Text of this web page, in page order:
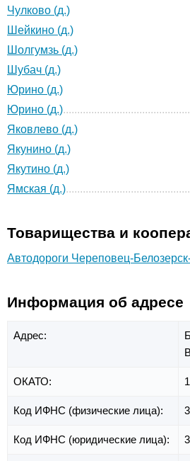
Чулково (д.)
Шейкино (д.)
Шолгумзь (д.)
Шубач (д.)
Юрино (д.)
Юрино (д.)
Яковлево (д.)
Якунино (д.)
Якутино (д.)
Ямская (д.)
Товарищества и
Автодороги Череповец-
Информация об адресе
Адрес:
ОКАТО:
Код ИФНС (физические лица):
Код ИФНС (юридические лица):